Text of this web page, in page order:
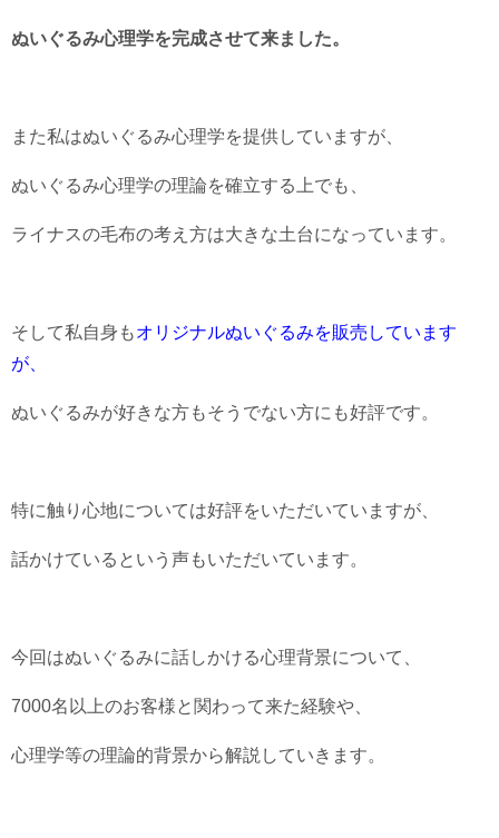
ぬいぐるみ心理学を完成させて来ました。
また私はぬいぐるみ心理学を提供していますが、
ぬいぐるみ心理学の理論を確立する上でも、
ライナスの毛布の考え方は大きな土台になっています。
そして私自身もオリジナルぬいぐるみを販売しています
が、
ぬいぐるみが好きな方もそうでない方にも好評です。
特に触り心地については好評をいただいていますが、
話かけているという声もいただいています。
今回はぬいぐるみに話しかける心理背景について、
7000名以上のお客様と関わって来た経験や、
心理学等の理論的背景から解説していきます。